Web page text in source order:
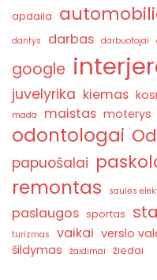
apdaila
dantys
darbas darbuotojai
google
juvelyrika kiemas
mada maistas moterys
odontologai
papuošalai
remontas
saulės
paslaugos sportas
turizmas vaikai verslo
šildymas žaidimai žiedai